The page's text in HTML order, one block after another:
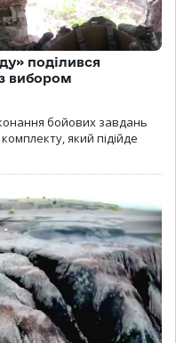
поділився
вибором
бойових завдань
який підійде